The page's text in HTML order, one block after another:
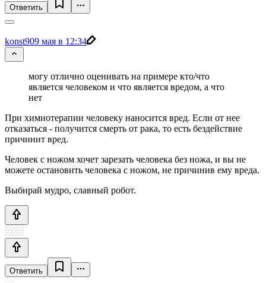
Ответить
konst909 мая в 12:34
могу отлично оценивать на примере кто/что
является человеком и что является вредом, а что
нет
При химиотерапии человеку наносится вред. Если от нее
отказаться - получится смерть от рака, то есть бездействие
причинит вред.
Человек с ножом хочет зарезать человека без ножа, и вы не
можете остановить человека с ножом, не причинив ему вреда.
Выбирай мудро, славный робот.
Ответить